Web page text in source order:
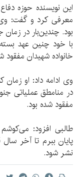
این نویسنده حوزه
معرفی کرد و گفت:
بود. چندین‌بار در
با خود چنین عهد
خانواده شهیدان مفقود
وی ادامه داد: او زمان
در منامطق عملیاتی
مفقود شده بود.
طالبی افزود:
نشر شود.